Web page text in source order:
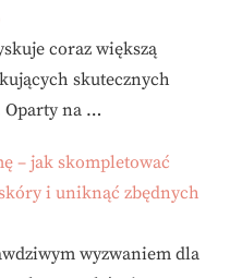
coraz większą
skutecznych
Oparty na …
– jak skompletować
i uniknąć zbędnych
wyzwaniem dla